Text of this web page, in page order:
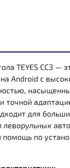
TEYES CC3 —
Android с
точной
для
помощь по